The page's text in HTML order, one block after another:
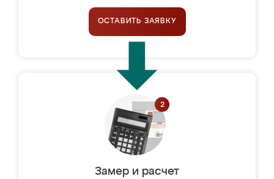
ОСТАВИТЬ ЗАЯВКУ
Замер и расчет